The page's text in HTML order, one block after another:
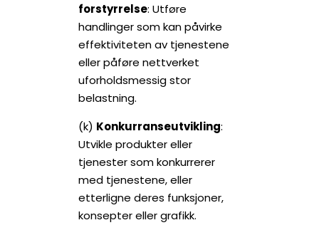
forstyrrelse: Utføre
handlinger som kan påvirke
effektiviteten av tjenestene
eller påføre nettverket
uforholdsmessig stor
belastning.
(k) Konkurranseutvikling:
Utvikle produkter eller
tjenester som konkurrerer
med tjenestene, eller
etterligne deres funksjoner,
konsepter eller grafikk.